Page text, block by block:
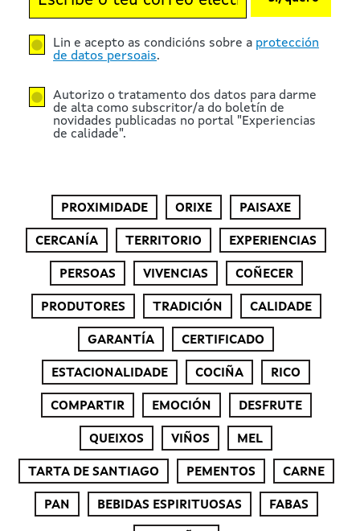
Lin e acepto as condicións sobre a protección
de datos persoais.
Autorizo o tratamento dos datos para darme
de alta como subscritor/a do boletín de
novidades publicadas no portal "Experiencias
de calidade".
PROXIMIDADE ORIXE PAISAXE
CERCANÍA TERRITORIO EXPERIENCIAS
PERSOAS VIVENCIAS COÑECER
PRODUTORES TRADICIÓN CALIDADE
GARANTÍA CERTIFICADO
ESTACIONALIDADE COCIÑA RICO
COMPARTIR EMOCIÓN DESFRUTE
QUEIXOS VIÑOS MEL
TARTA DE SANTIAGO PEMENTOS CARNE
PAN BEBIDAS ESPIRITUOSAS FABAS